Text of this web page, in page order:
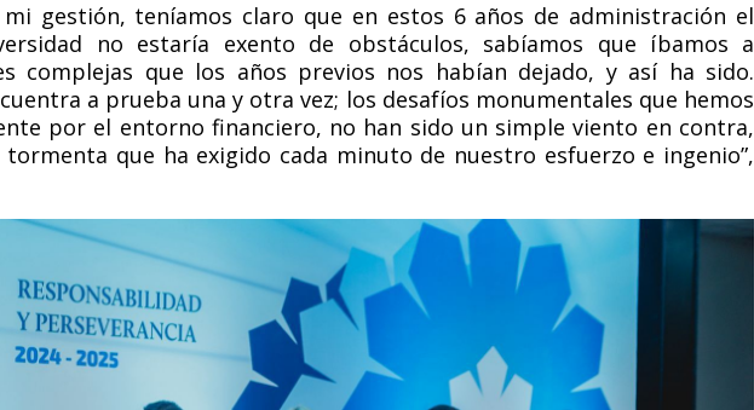
gestión, teníamos claro que en estos 6 años de administración el
no estaría exento de obstáculos, sabíamos que íbamos a
complejas que los años previos nos habían dejado, y así ha sido.
a prueba una y otra vez; los desafíos monumentales que hemos
por el entorno financiero, no han sido un simple viento en contra,
tormenta que ha exigido cada minuto de nuestro esfuerzo e ingenio”,